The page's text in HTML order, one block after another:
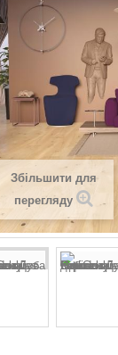
Збільшити для
перегляду